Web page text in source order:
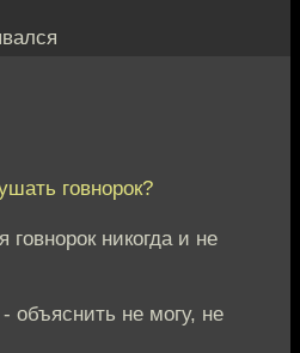
говнорок?
никогда и не
объяснить не могу, не